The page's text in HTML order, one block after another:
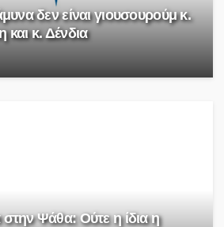
δεν είναι γιουσουρούμ κ.
και κ. Δένδια
Ψάθα: Ούτε η ίδια η